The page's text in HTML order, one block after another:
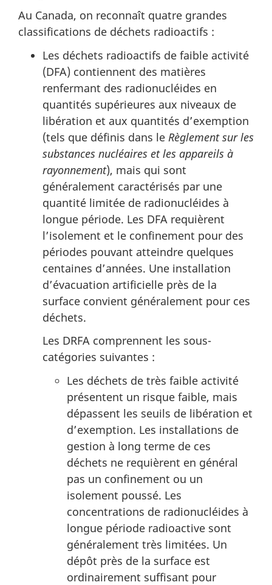
Au Canada, on reconnaît quatre grandes
classifications de déchets radioactifs :
Les déchets radioactifs de faible activité
(DFA) contiennent des matières
renfermant des radionucléides en
quantités supérieures aux niveaux de
libération et aux quantités d’exemption
(tels que définis dans le Règlement sur les
substances nucléaires et les appareils à
rayonnement), mais qui sont
généralement caractérisés par une
quantité limitée de radionucléides à
longue période. Les DFA requièrent
l’isolement et le confinement pour des
périodes pouvant atteindre quelques
centaines d’années. Une installation
d’évacuation artificielle près de la
surface convient généralement pour ces
déchets.
Les DRFA comprennent les sous-
catégories suivantes :
Les déchets de très faible activité
présentent un risque faible, mais
dépassent les seuils de libération et
d’exemption. Les installations de
gestion à long terme de ces
déchets ne requièrent en général
pas un confinement ou un
isolement poussé. Les
concentrations de radionucléides à
longue période radioactive sont
généralement très limitées. Un
dépôt près de la surface est
ordinairement suffisant pour